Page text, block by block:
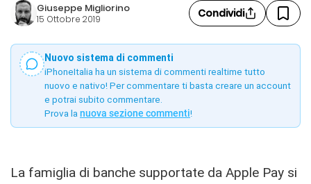
Giuseppe Migliorino
15 Ottobre 2019 Condividi
Nuovo sistema di commenti
iPhoneItalia ha un sistema di commenti realtime tutto
nuovo e nativo! Per commentare ti basta creare un account
e potrai subito commentare.
Prova la nuova sezione commenti!
La famiglia di banche supportate da Apple Pay si